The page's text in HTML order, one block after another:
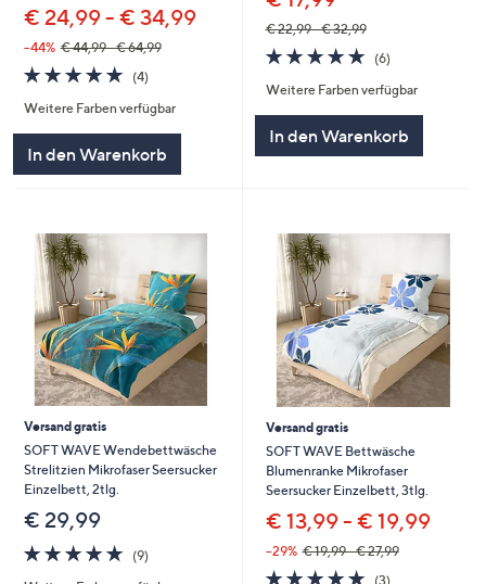
€ 24,99 - € 34,99
--44% € 44,99 - € 64,99
4.8
von
5
(4)4
Weitere Farben verfügbar
In den Warenkorb
€ 22,99 - € 32,99
4.7
von
5
(6)6
Weitere Farben verfügbar
In den Warenkorb
Versand gratis
SOFT WAVE Wendebettwäsche
Strelitzien Mikrofaser Seersucker
Einzelbett, 2tlg.
€ 29,99
4.7
von
(9)9
Versand gratis
SOFT WAVE Bettwäsche
Blumenranke Mikrofaser
Seersucker Einzelbett, 3tlg.
€ 13,99 - € 19,99
--29% € 19,99 - € 27,99
4.7
(3)3